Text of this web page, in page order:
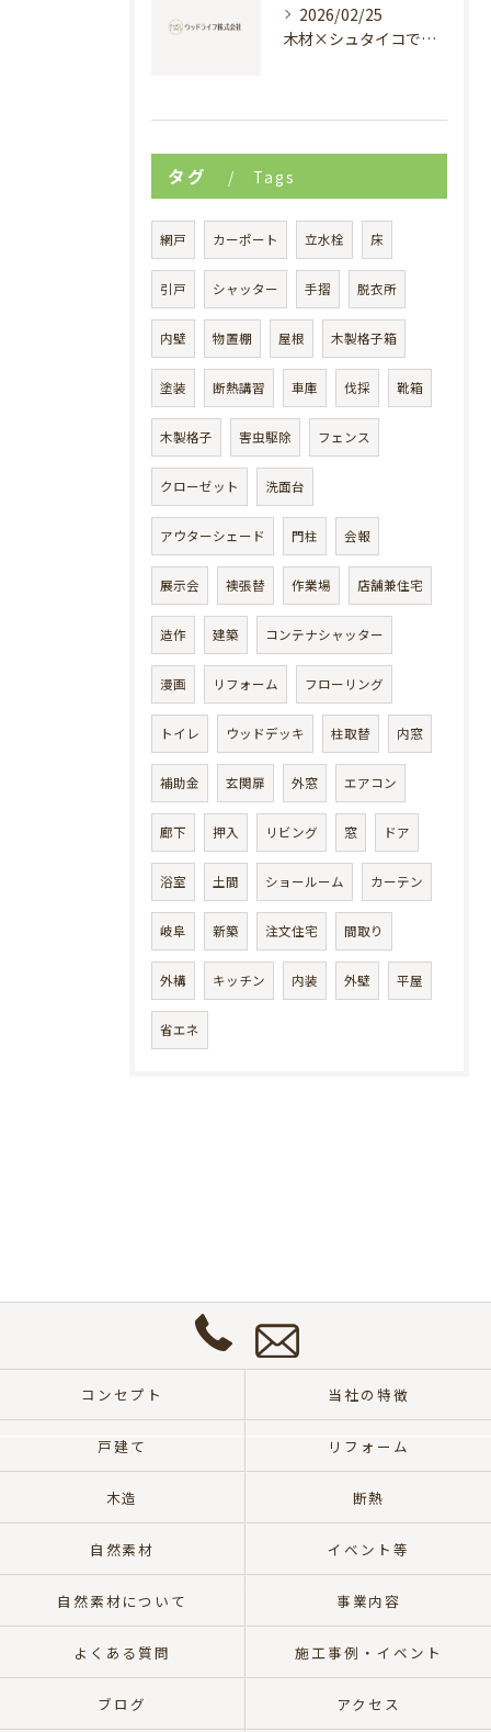
2026/02/25
木材×シュタイコで創る高断熱健康住宅
タグ Tags
網戸 カーポート 立水栓 床
引戸 シャッター 手摺 脱衣所
内壁 物置棚 屋根 木製格子箱
塗装 断熱講習 車庫 伐採 靴箱
木製格子 害虫駆除 フェンス
クローゼット 洗面台
アウターシェード 門柱 会報
展示会 襖張替 作業場 店舗兼住宅
造作 建築 コンテナシャッター
漫画 リフォーム フローリング
トイレ ウッドデッキ 柱取替 内窓
補助金 玄関扉 外窓 エアコン
廊下 押入 リビング 窓 ドア
浴室 土間 ショールーム カーテン
岐阜 新築 注文住宅 間取り
外構 キッチン 内装 外壁 平屋
省エネ
0572-
8700
合
わ
せ
は
ち
コンセプト 当社の特徴
戸建て リフォーム
木造 断熱
自然素材 イベント等
自然素材について 事業内容
よくある質問 施工事例・イベント
ブログ アクセス